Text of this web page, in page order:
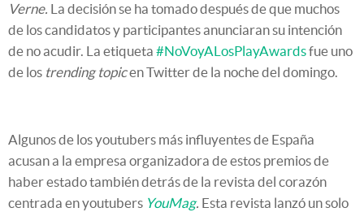
Verne. La decisión se ha tomado después de que muchos
de los candidatos y participantes anunciaran su intención
de no acudir. La etiqueta #NoVoyALosPlayAwardsfue uno
de los trending topicen Twitter de la noche del domingo.
Algunos de los youtubers más influyentes de España
acusan a la empresa organizadora de estos premios de
haber estado también detrás de la revista del corazón
centrada en youtubers YouMag. Esta revista lanzó un solo